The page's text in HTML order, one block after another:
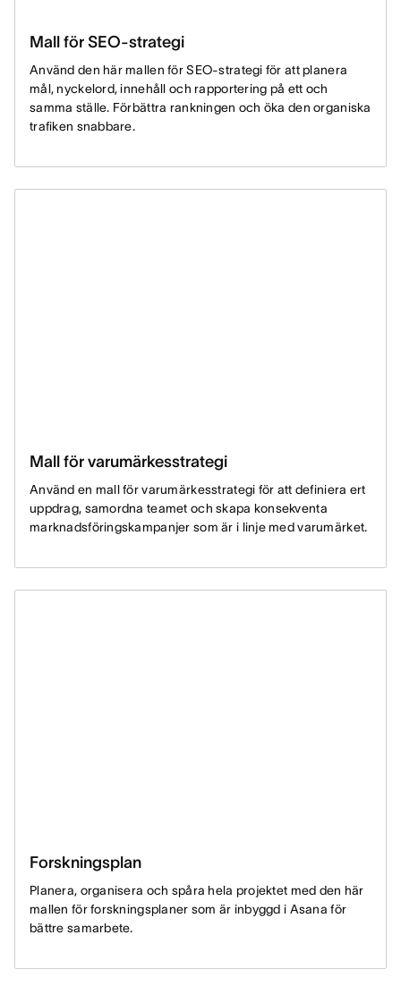
Mall för SEO-strategi
Använd den här mallen för SEO-strategi för att planera
mål, nyckelord, innehåll och rapportering på ett och
samma ställe. Förbättra rankningen och öka den organiska
trafiken snabbare.
Mall för varumärkesstrategi
Använd en mall för varumärkesstrategi för att definiera ert
uppdrag, samordna teamet och skapa konsekventa
marknadsföringskampanjer som är i linje med varumärket.
Forskningsplan
Planera, organisera och spåra hela projektet med den här
mallen för forskningsplaner som är inbyggd i Asana för
bättre samarbete.